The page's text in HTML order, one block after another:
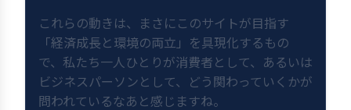
これらの動きは、まさにこのサイトが目指す
「経済成長と環境の両立」を具現化するもの
で、私たち一人ひとりが消費者として、あるいは
ビジネスパーソンとして、どう関わっていくかが
問われているなあと感じますね。